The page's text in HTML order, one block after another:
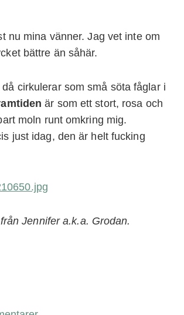
nu mina vänner. Jag vet inte om
bättre än såhär.
cirkulerar som små söta fåglar i
är som ett stort, rosa och
moln runt omkring mig.
just idag, den är helt fucking
Jennifer a.k.a. Grodan.